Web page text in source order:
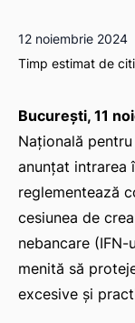
12 noiembrie 2024
Timp estimat de
București, 11
Națională
anunțat intrarea
reglementează
cesiunea de
nebancare
menită să
excesive și